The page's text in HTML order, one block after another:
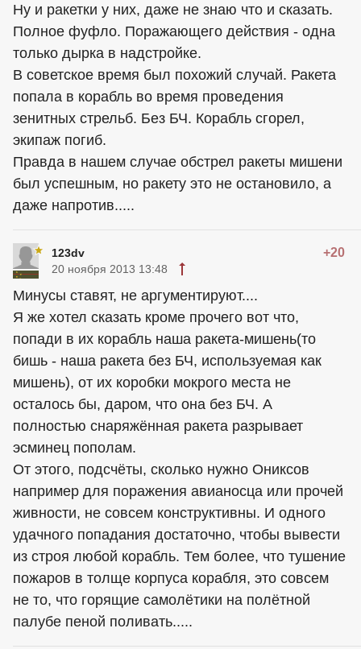
Ну и ракетки у них, даже не знаю что и сказать.
Полное фуфло. Поражающего действия - одна
только дырка в надстройке.
В советское время был похожий случай. Ракета
попала в корабль во время проведения
зенитных стрельб. Без БЧ. Корабль сгорел,
экипаж погиб.
Правда в нашем случае обстрел ракеты мишени
был успешным, но ракету это не остановило, а
даже напротив.....
123dv +20
20 ноября 2013 13:48
Минусы ставят, не аргументируют....
Я же хотел сказать кроме прочего вот что,
попади в их корабль наша ракета-мишень(то
бишь - наша ракета без БЧ, используемая как
мишень), от их коробки мокрого места не
осталось бы, даром, что она без БЧ. А
полностью снаряжённая ракета разрывает
эсминец пополам.
От этого, подсчёты, сколько нужно Ониксов
например для поражения авианосца или прочей
живности, не совсем конструктивны. И одного
удачного попадания достаточно, чтобы вывести
из строя любой корабль. Тем более, что тушение
пожаров в толще корпуса корабля, это совсем
не то, что горящие самолётики на полётной
палубе пеной поливать.....